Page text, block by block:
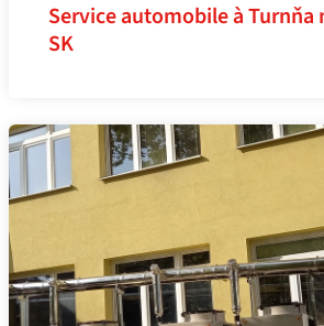
Service automobile à Turnňa
SK